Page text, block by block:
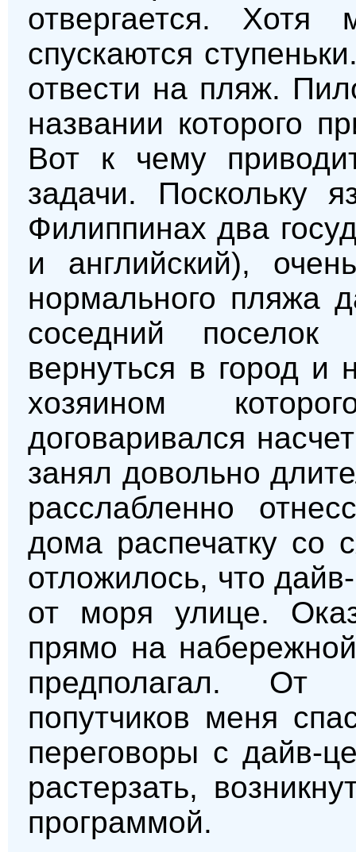
отвергается.
спускаются
отвести на пляж.
названии которого
Вот к чему
задачи. Поскольку
Филиппинах два
и английский),
нормального пляжа
соседний
вернуться в город и
хозяином
договаривался
занял довольно
расслабленно
дома распечатку со
отложилось, что
от моря улице.
прямо на
предполагал. От
попутчиков меня
переговоры с дайв-
растерзать,
программой.